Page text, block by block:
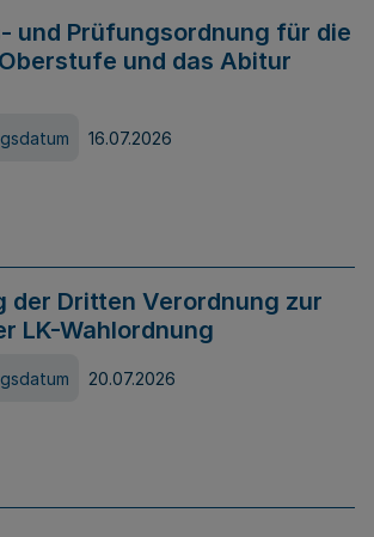
und Prüfungsordnung für die
und das Abitur
16.07.2026
der Dritten Verordnung zur
LK-Wahlordnung
20.07.2026